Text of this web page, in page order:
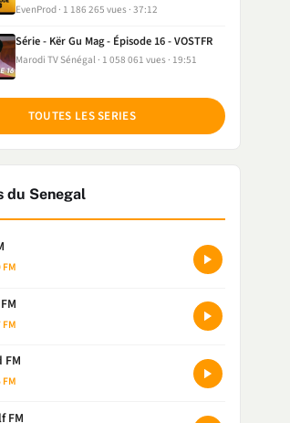
EvenProd 1 186 265 vues 37:12
Série - Kër Gu Mag - Épisode 16 - VOSTFR
Marodi TV Sénégal 1 058 061 vues 19:51
TOUTES LES SERIES
du Senegal
FM
FM